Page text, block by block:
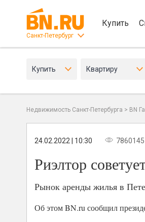
Санкт-Петербург
Купить
Купить Квартиру
Недвижимость Санкт-Петербурга > BN
24.02.2022 | 10:30 7860145
Риэлтор
Рынок аренды жилья в
Об этом BN.ru сообщил